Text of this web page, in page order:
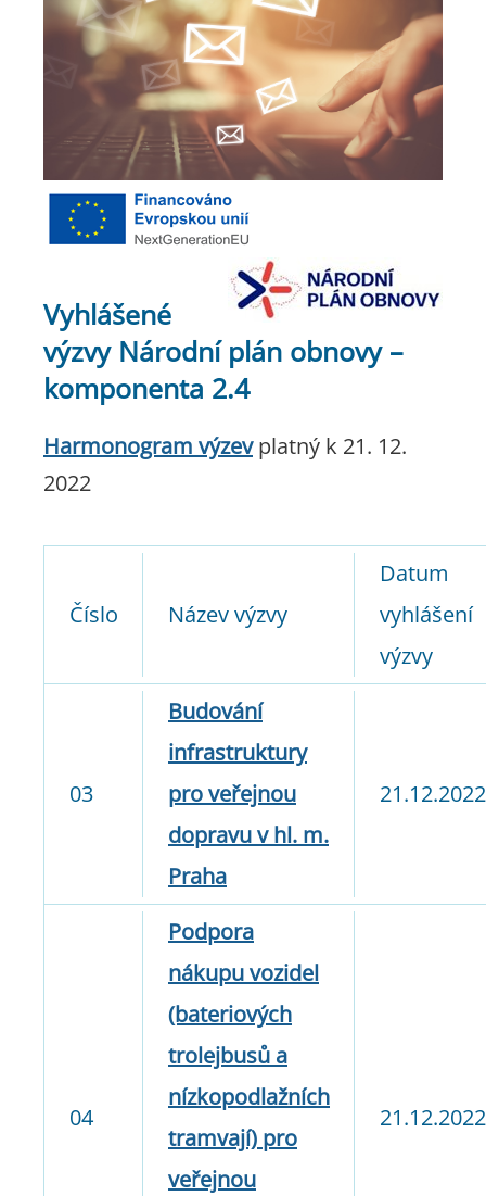
Vyhlášené
výzvy Národní plán obnovy –
komponenta 2.4
Harmonogram výzev platný k 21. 12.
2022
Číslo Název výzvy
Datum
vyhlášení
výzvy
03
Budování
infrastruktury
pro veřejnou
dopravu v hl. m.
Praha
21.12.2022
04
Podpora
nákupu vozidel
(bateriových
trolejbusů a
nízkopodlažních
tramvají) pro
veřejnou
21.12.2022